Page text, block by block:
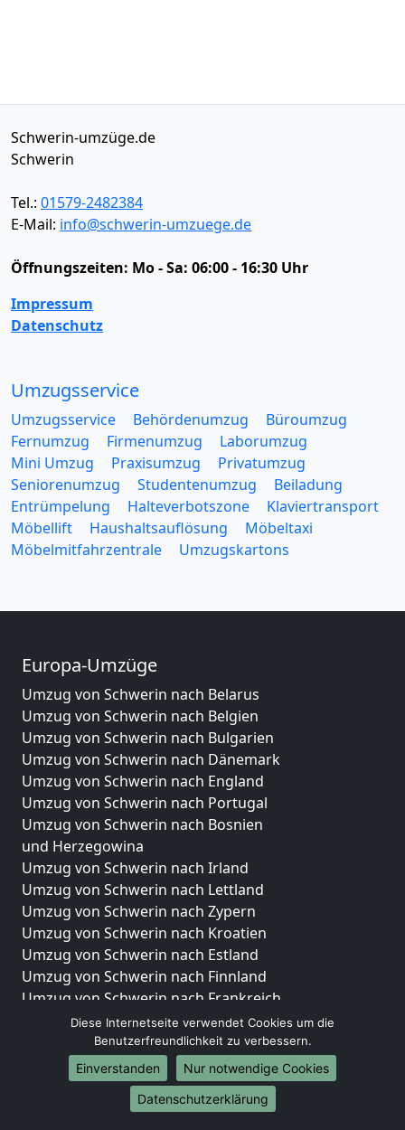
Schwerin-umzüge.de
Schwerin
Tel.: 01579-2482384
E-Mail: info@schwerin-umzuege.de
Öffnungszeiten: Mo - Sa: 06:00 - 16:30 Uhr
Impressum
Datenschutz
Umzugsservice
Umzugsservice Behördenumzug
Büroumzug
Fernumzug
Firmenumzug
Laborumzug
Mini Umzug
Praxisumzug
Privatumzug
Seniorenumzug
Studentenumzug
Beiladung
Entrümpelung
Halteverbotszone
Klaviertransport
Möbellift
Haushaltsauflösung
Möbeltaxi
Möbelmitfahrzentrale
Umzugskartons
Europa-Umzüge
Umzug von Schwerin nach Belarus
Umzug von Schwerin nach Belgien
Umzug von Schwerin nach Bulgarien
Umzug von Schwerin nach Dänemark
Umzug von Schwerin nach England
Umzug von Schwerin nach Portugal
Umzug von Schwerin nach Bosnien
und Herzegowina
Umzug von Schwerin nach Irland
Umzug von Schwerin nach Lettland
Umzug von Schwerin nach Zypern
Umzug von Schwerin nach Kroatien
Umzug von Schwerin nach Estland
Umzug von Schwerin nach Finnland
Umzug von Schwerin nach Frankreich
Umzug von Schwerin nach Griechenland
Umzug von Schwerin nach Italien
Umzug von Schwerin nach Liechtenstein
Umzug von Schwerin nach Luxemburg
Umzug von Schwerin nach Niederlande
Diese Internetseite verwendet Cookies um die
Benutzerfreundlichkeit zu verbessern.
Einverstanden
Nur notwendige Cookies
Datenschutzerklärung